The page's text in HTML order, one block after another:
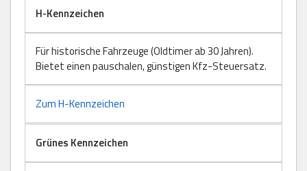
H-Kennzeichen
Für historische Fahrzeuge (Oldtimer ab 30 Jahren).
Bietet einen pauschalen, günstigen Kfz-Steuersatz.
Zum H-Kennzeichen
Grünes Kennzeichen